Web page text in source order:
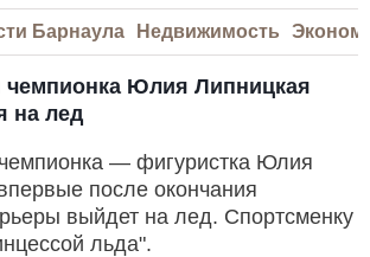
Барнаула Недвижимость
чемпионка Юлия Липницкая
на лед
— фигуристка Юлия
после окончания
выйдет на лед. Спортсменку
льда".